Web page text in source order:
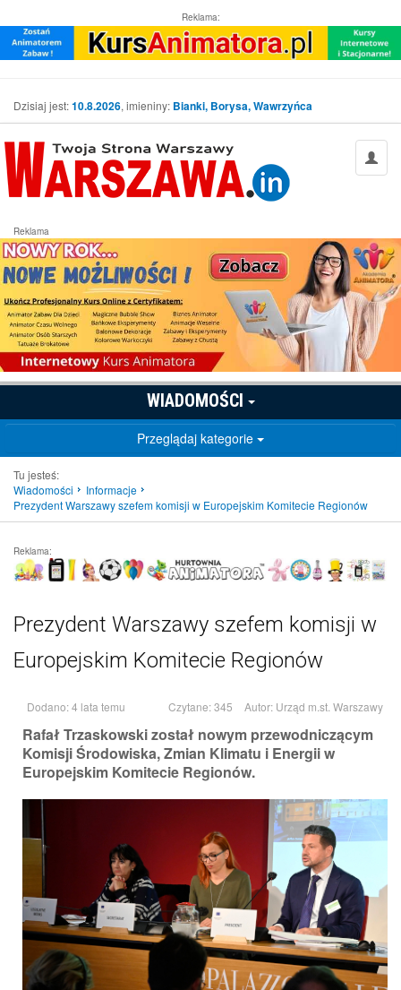
Reklama:
Dzisiaj jest:10.8.2026, imieniny: Bianki, Borysa, Wawrzyńca
Reklama
WIADOMOŚCI
Przeglądaj kategorie
Tu jesteś:
Wiadomości
Informacje
Prezydent Warszawy szefem komisji w Europejskim Komitecie Regionów
Reklama:
Prezydent Warszawy szefem komisji w
Europejskim Komitecie Regionów
Dodano: 4 lata temu Czytane: 345 Autor: Urząd m.st. Warszawy
Rafał Trzaskowski został nowym przewodniczącym
Komisji Środowiska, Zmian Klimatu i Energii w
Europejskim Komitecie Regionów.